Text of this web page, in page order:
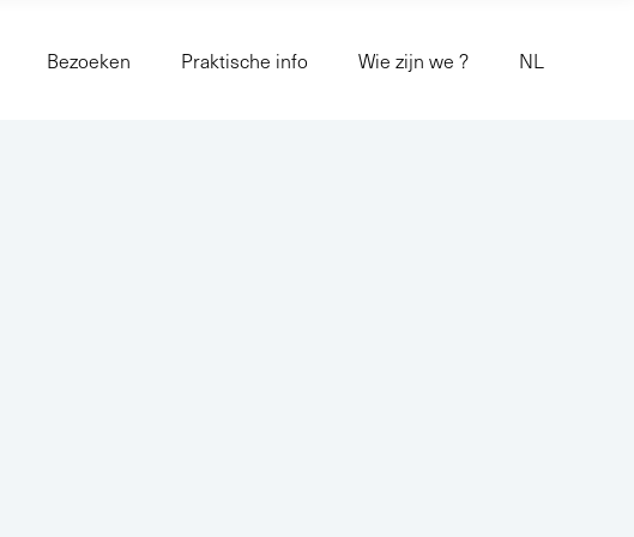
Bezoeken Praktische info Wie zijn we ? NL